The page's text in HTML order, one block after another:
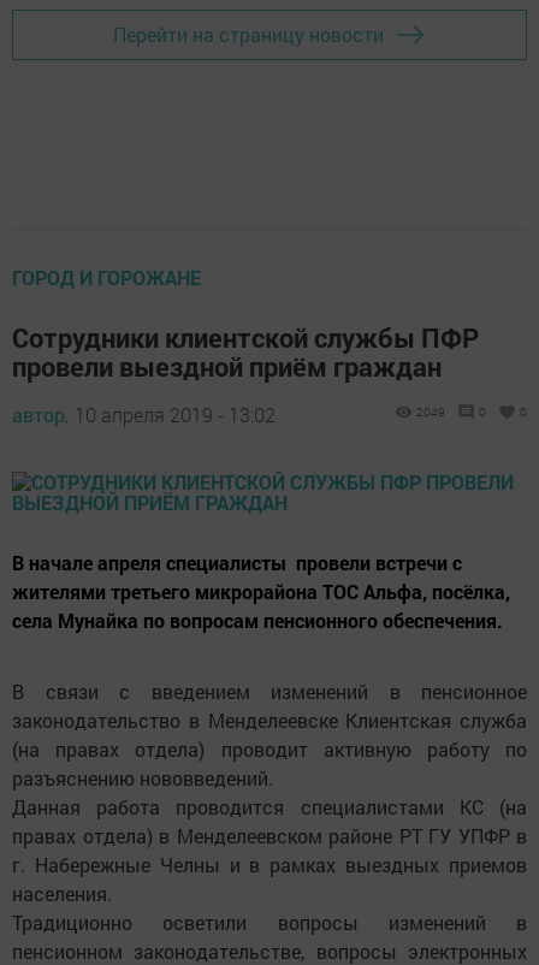
Перейти на страницу новости
ГОРОД И ГОРОЖАНЕ
Сотрудники клиентской службы ПФР
провели выездной приём граждан
автор, 10 апреля 2019 - 13:02 2049 0 0
В начале апреля специалисты провели встречи с
жителями третьего микрорайона ТОС Альфа, посёлка,
села Мунайка по вопросам пенсионного обеспечения.
В связи с введением изменений в пенсионное
законодательство в Менделеевске Клиентская служба
(на правах отдела) проводит активную работу по
разъяснению нововведений.
Данная работа проводится специалистами КС (на
правах отдела) в Менделеевском районе РТ ГУ УПФР в
г. Набережные Челны и в рамках выездных приемов
населения.
Традиционно осветили вопросы изменений в
пенсионном законодательстве, вопросы электронных